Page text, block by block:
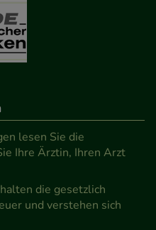
an bevorzugte
ermöglichen es uns
Inhalte
lassen sich
Weise der Nutzung
mit deren Hilfe wir
optimieren können,
aber auch die
lesen Sie die
Ihre Ärztin, Ihren Arzt
die gesetzlich
und verstehen sich